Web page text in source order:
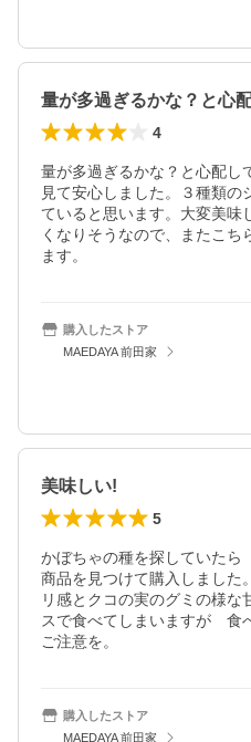
4
量が多過ぎるかな？と心配し
見て安心しました。３種類の
ていると思います。大変美味
くなりそうなので、またこ
ます。
購入したストア
MAEDAYA 前田家
美味しい!
5
かぼちゃの種を探していたら
商品を見つけて購入しました
リ感とクコの実のグミの様な
スで食べてしまいますが　食
ご注意を。
購入したストア
MAEDAYA 前田家